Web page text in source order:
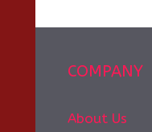
COMPANY
About Us